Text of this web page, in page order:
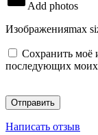
Add photos
Изображенияmax
Сохранить моё
последующих
Написать отзыв